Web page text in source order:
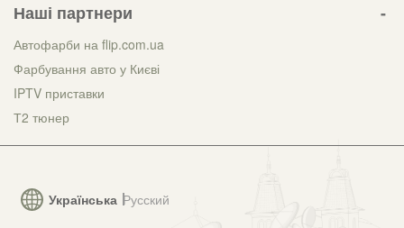
Українська Русский
Наші партнери
Автофарби на flip.com.ua
Фарбування авто у Києві
IPTV приставки
Т2 тюнер